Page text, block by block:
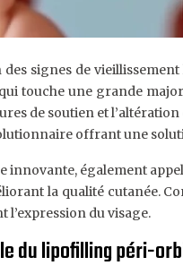
signes de
touche une grande
de soutien et
offrant une
innovante, également
la qualité cutanée.
du visage.
du lipofilling péri-